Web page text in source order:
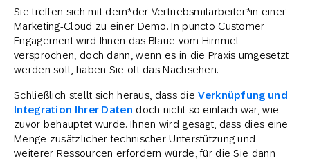
Sie treffen sich mit dem*der Vertriebsmitarbeiter*in einer
Marketing-Cloud zu einer Demo. In puncto Customer
Engagement wird Ihnen das Blaue vom Himmel
versprochen, doch dann, wenn es in die Praxis umgesetzt
werden soll, haben Sie oft das Nachsehen.
Schließlich stellt sich heraus, dass dieVerknüpfung und
Integration Ihrer Daten doch nicht so einfach war, wie
zuvor behauptet wurde. Ihnen wird gesagt, dass dies eine
Menge zusätzlicher technischer Unterstützung und
weiterer Ressourcen erfordern würde, für die Sie dann